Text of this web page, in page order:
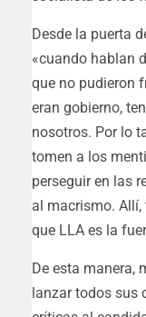
Desde la puerta
«cuando hablan
que no pudieron
eran gobierno,
nosotros. Por lo
tomen a los
perseguir en las
al macrismo. Allí,
que LLA es la
De esta manera,
lanzar todos sus